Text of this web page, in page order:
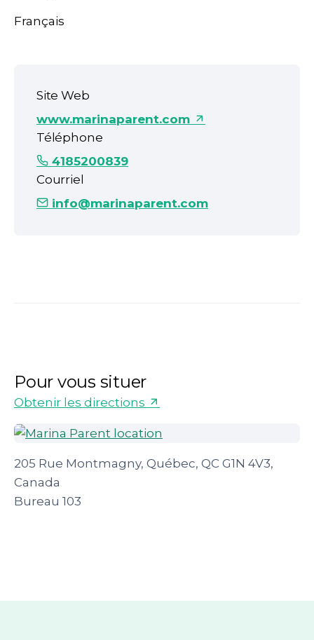
Français
Site Web
www.marinaparent.com
Téléphone
4185200839
Courriel
info@marinaparent.com
Pour vous situer
Obtenir les directions
205 Rue Montmagny, Québec, QC G1N 4V3,
Canada
Bureau 103